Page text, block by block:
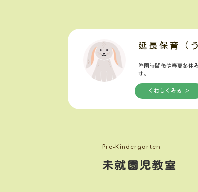
延長保育（
降園時間後や春夏冬休
す。
くわしくみる ＞
Pre-Kindergarten
未就園児教室